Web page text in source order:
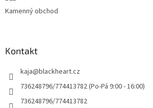
Kamenný obchod
Kontakt
kaja@blackheart.cz
736248796/774413782 (Po-Pá 9:00 - 16:00)
736248796/774413782